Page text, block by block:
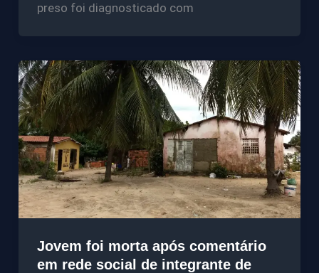
preso foi diagnosticado com
Jovem foi morta após comentário
em rede social de integrante de